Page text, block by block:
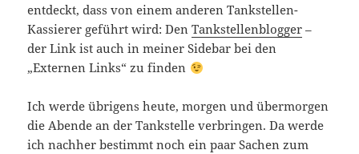
entdeckt, dass von einem anderen Tankstellen-
Kassierer geführt wird: DenTankstellenblogger –
der Link ist auch in meiner Sidebar bei den
„Externen Links“ zu finden
Ich werde übrigens heute, morgen und übermorgen
die Abende an der Tankstelle verbringen. Da werde
ich nachher bestimmt noch ein paar Sachen zum